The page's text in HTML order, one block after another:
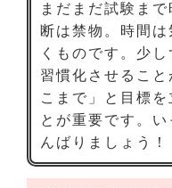
まだまだ試験ま
断は禁物。時間
くものです。少
習慣化させること
こまで」と目標
とが重要です。
んばりましょう！